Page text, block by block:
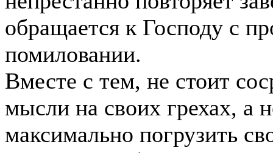
обращается к Господу с
помиловании.
Вместе с тем, не стоит
мысли на своих грехах, а
максимально погрузить